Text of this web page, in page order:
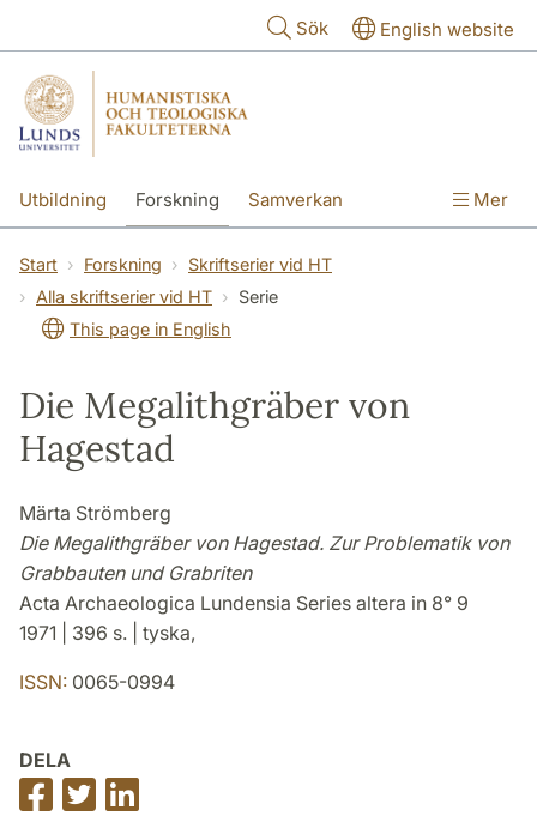
Sök English website
Utbildning Forskning Samverkan Mer
Start Forskning
Skriftserier vid HT
Alla skriftserier vid HT
Serie
This page in English
Die Megalithgräber von
Hagestad
Märta Strömberg
Die Megalithgräber von Hagestad. Zur Problematik von
Grabbauten und Grabriten
Acta Archaeologica Lundensia Series altera in 8° 9
1971 | 396 s. | tyska,
ISSN: 0065-0994
DELA
Dela
på
Dela
på
på